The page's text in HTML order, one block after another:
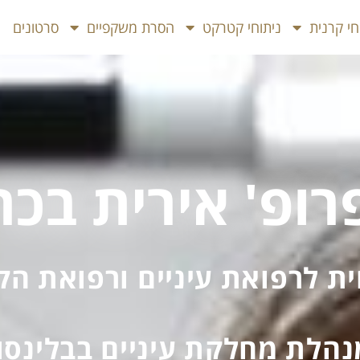
קרנית ניתוחי קטרקט הסרת משקפיים סרטונים
אירית
לרפואת עיניים ורפואת
מחלקת עיניים